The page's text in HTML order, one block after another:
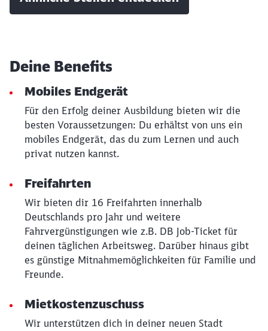
Deine Benefits
Mobiles Endgerät
Für den Erfolg deiner Ausbildung bieten wir die
besten Voraussetzungen: Du erhältst von uns ein
mobiles Endgerät, das du zum Lernen und auch
privat nutzen kannst.
Freifahrten
Wir bieten dir 16 Freifahrten innerhalb
Deutschlands pro Jahr und weitere
Fahrvergünstigungen wie z.B. DB Job-Ticket für
deinen täglichen Arbeitsweg. Darüber hinaus gibt
es günstige Mitnahmemöglichkeiten für Familie und
Freunde.
Mietkostenzuschuss
Wir unterstützen dich in deiner neuen Stadt
Möchten Sie zuweitergeleitet
werden?
Abbrechen